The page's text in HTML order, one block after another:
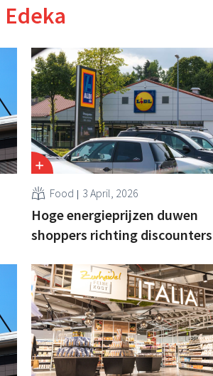
Edeka
Food 3 April, 2026
Hoge energieprijzen duwen
shoppers richting discounters